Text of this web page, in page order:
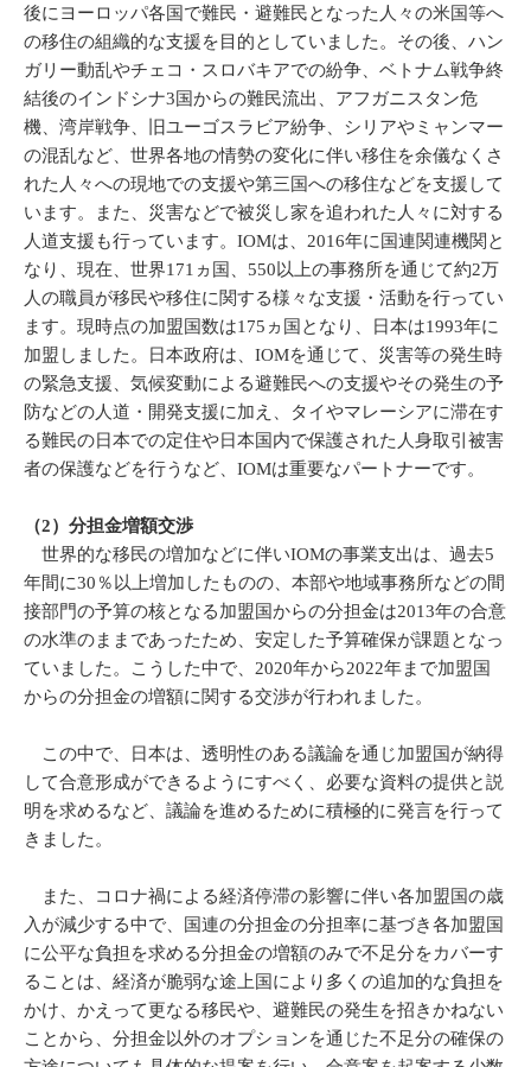
後にヨーロッパ各国で難民・避難民となった人々の米国等へ
の移住の組織的な支援を目的としていました。その後、ハン
ガリー動乱やチェコ・スロバキアでの紛争、ベトナム戦争終
結後のインドシナ3国からの難民流出、アフガニスタン危
機、湾岸戦争、旧ユーゴスラビア紛争、シリアやミャンマー
の混乱など、世界各地の情勢の変化に伴い移住を余儀なくさ
れた人々への現地での支援や第三国への移住などを支援して
います。また、災害などで被災し家を追われた人々に対する
人道支援も行っています。IOMは、2016年に国連関連機関と
なり、現在、世界171ヵ国、550以上の事務所を通じて約2万
人の職員が移民や移住に関する様々な支援・活動を行ってい
ます。現時点の加盟国数は175ヵ国となり、日本は1993年に
加盟しました。日本政府は、IOMを通じて、災害等の発生時
の緊急支援、気候変動による避難民への支援やその発生の予
防などの人道・開発支援に加え、タイやマレーシアに滞在す
る難民の日本での定住や日本国内で保護された人身取引被害
者の保護などを行うなど、IOMは重要なパートナーです。
（2）分担金増額交渉
世界的な移民の増加などに伴いIOMの事業支出は、過去5
年間に30％以上増加したものの、本部や地域事務所などの間
接部門の予算の核となる加盟国からの分担金は2013年の合意
の水準のままであったため、安定した予算確保が課題となっ
ていました。こうした中で、2020年から2022年まで加盟国
からの分担金の増額に関する交渉が行われました。
この中で、日本は、透明性のある議論を通じ加盟国が納得
して合意形成ができるようにすべく、必要な資料の提供と説
明を求めるなど、議論を進めるために積極的に発言を行って
きました。
また、コロナ禍による経済停滞の影響に伴い各加盟国の歳
入が減少する中で、国連の分担金の分担率に基づき各加盟国
に公平な負担を求める分担金の増額のみで不足分をカバーす
ることは、経済が脆弱な途上国により多くの追加的な負担を
かけ、かえって更なる移民や、避難民の発生を招きかねない
ことから、分担金以外のオプションを通じた不足分の確保の